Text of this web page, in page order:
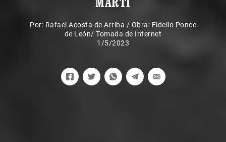
Por: Rafael Acosta de Arriba / Obra: Fidelio Ponce
de León/ Tomada de Internet
1/5/2023